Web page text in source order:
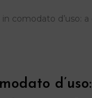
comodato d’uso: